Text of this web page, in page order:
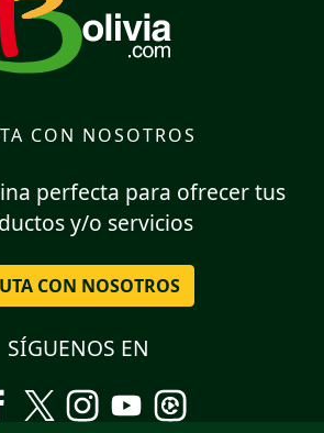
CON NOSOTROS
perfecta para ofrecer tus
y/o servicios
CON NOSOTROS
SÍGUENOS EN